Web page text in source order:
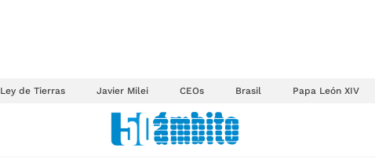
Ley de Tierras Javier Milei CEOs Brasil Papa León XIV